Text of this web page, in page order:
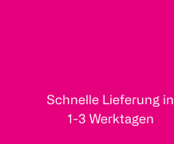
Schnelle Lieferung in
1-3 Werktagen